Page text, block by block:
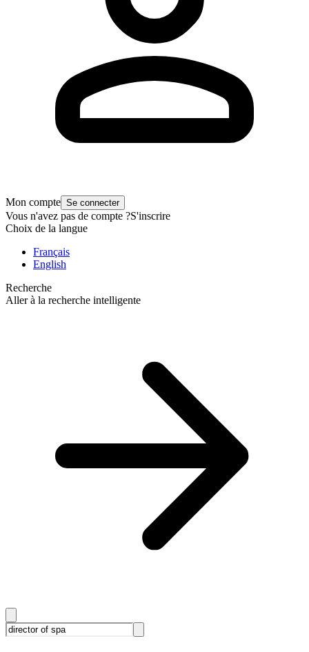
Mon compte Se connecter
Vous n'avez pas de compte ?S'inscrire
Choix de la langue
Français
English
Recherche
Aller à la recherche intelligente